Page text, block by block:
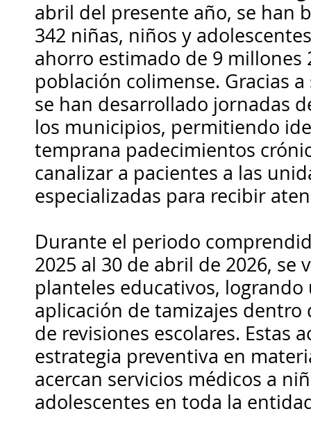
abril del presente año, se han
342 niñas, niños y
ahorro estimado de 9 millones
población colimense. Gracias
se han desarrollado jornadas
los municipios, permitiendo
temprana padecimientos
canalizar a pacientes a las
especializadas para recibir
Durante el periodo
2025 al 30 de abril de 2026, se
planteles educativos,
aplicación de tamizajes dentro
de revisiones escolares. Estas
estrategia preventiva en
acercan servicios médicos a
adolescentes en toda la